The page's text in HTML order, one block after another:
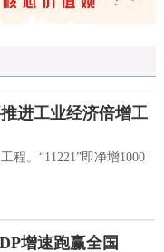
进工业经济倍增工
程。“11221”即净增1000
增速跑赢全国